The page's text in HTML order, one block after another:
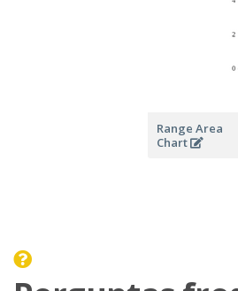
Range Area
Chart